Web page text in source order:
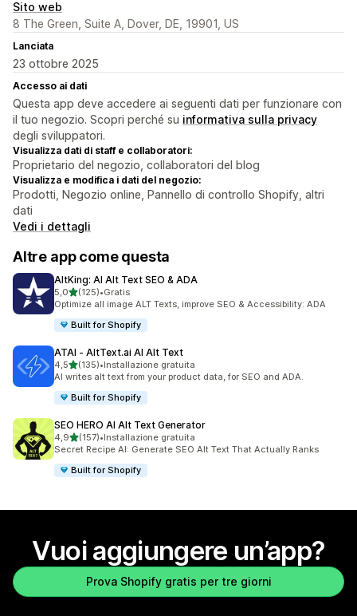
Sito web
8 The Green, Suite A, Dover, DE, 19901, US
Lanciata
23 ottobre 2025
Accesso ai dati
Questa app deve accedere ai seguenti dati per funzionare con
il tuo negozio. Scopri perché su informativa sulla privacy
degli sviluppatori.
Visualizza dati di staff e collaboratori:
Proprietario del negozio, collaboratori del blog
Visualizza e modifica i dati del negozio:
Prodotti, Negozio online, Pannello di controllo Shopify, altri
dati
Vedi i dettagli
Altre app come questa
AltKing: AI Alt Text SEO & ADA
5,0stelle su 5
(125)
125 recensioni totali
•Gratis
Optimize all image ALT Texts, improve SEO & Accessibility: ADA
Built for Shopify
ATAI ‑ AltText.ai AI Alt Text
4,5stelle su 5
(135)
135 recensioni totali
•Installazione gratuita
AI writes alt text from your product data, for SEO and ADA.
Built for Shopify
SEO HERO AI Alt Text Generator
4,9stelle su 5
(157)
157 recensioni totali
•Installazione gratuita
Secret Recipe AI: Generate SEO Alt Text That Actually Ranks
Built for Shopify
Vuoi aggiungere un’app?
Prova Shopify gratis per tre giorni